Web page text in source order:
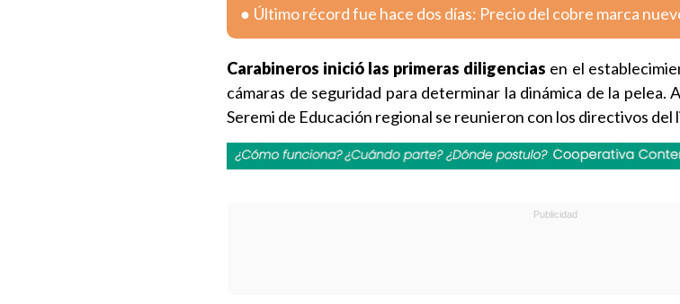
Último récord fue hace dos días: Precio del cobre marca
Carabineros inició las primeras diligencias en el
cámaras de seguridad para determinar la dinámica de la pelea.
Seremi de Educación regional se reunieron con los directivos del